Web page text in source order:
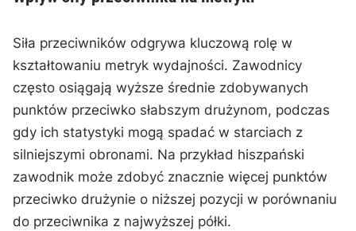
Siła przeciwników odgrywa kluczową rolę w
kształtowaniu metryk wydajności. Zawodnicy
często osiągają wyższe średnie zdobywanych
punktów przeciwko słabszym drużynom, podczas
gdy ich statystyki mogą spadać w starciach z
silniejszymi obronami. Na przykład hiszpański
zawodnik może zdobyć znacznie więcej punktów
przeciwko drużynie o niższej pozycji w porównaniu
do przeciwnika z najwyższej półki.